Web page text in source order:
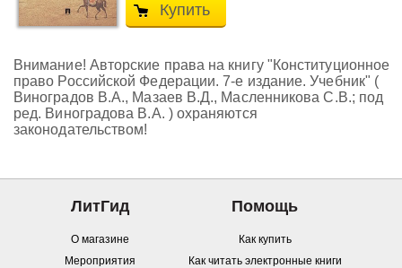
Купить
Внимание! Авторские права на книгу "Конституционное
право Российской Федерации. 7-е издание. Учебник" (
Виноградов В.А., Мазаев В.Д., Масленникова С.В.; под
ред. Виноградова В.А. ) охраняются
законодательством!
ЛитГид
О магазине
Мероприятия
Помощь
Как купить
Как читать электронные книги